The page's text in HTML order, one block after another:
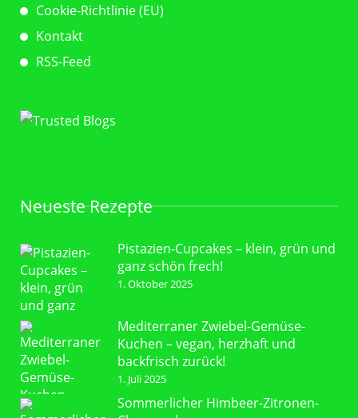
Cookie-Richtlinie (EU)
Kontakt
RSS-Feed
Neueste Rezepte
Pistazien-Cupcakes – klein, grün und
ganz schön frech!
1. Oktober 2025
Mediterraner Zwiebel-Gemüse-
Kuchen – vegan, herzhaft und
backfrisch zurück!
1. Juli 2025
Sommerlicher Himbeer-Zitronen-